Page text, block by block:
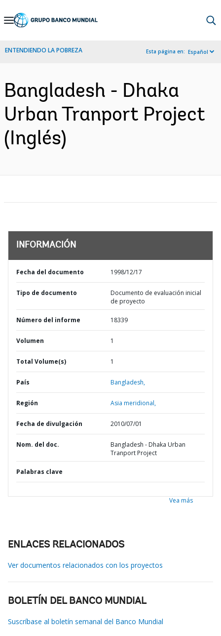
Skip
Navigation
ENTENDIENDO LA POBREZA Esta página en: Español
Bangladesh - Dhaka
Urban Tranport Project
(Inglés)
INFORMACIÓN
Fecha del documento 1998/12/17
Tipo de documento
Documento de evaluación inicial
de proyecto
Número del informe 18339
Volumen 1
Total Volume(s) 1
País Bangladesh,
Región Asia meridional,
Fecha de divulgación 2010/07/01
Nom. del doc.
Bangladesh - Dhaka Urban
Tranport Project
Palabras clave
Vea más
ENLACES RELACIONADOS
Ver documentos relacionados con los proyectos
BOLETÍN DEL BANCO MUNDIAL
Suscríbase al boletín semanal del Banco Mundial